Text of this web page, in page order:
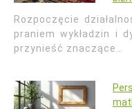
Rozpoczęcie
praniem wykładzin i
przynieść znaczące…